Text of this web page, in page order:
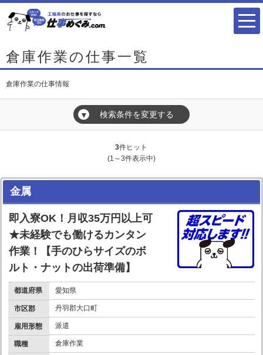
倉庫作業の仕事一覧
倉庫作業の仕事情報
▼ 検索条件を変更する
3件ヒット
(1～3件表示中)
金属
即入寮OK！月収35万円以上可
★未経験でも働けるカンタン
作業！【手のひらサイズのボ
ルト・ナットの出荷準備】
都道府県 愛知県
市区郡 丹羽郡大口町
雇用形態 派遣
職種 倉庫作業